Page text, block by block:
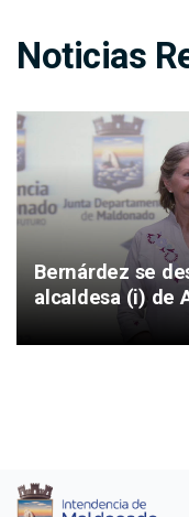
Noticias
Bernárdez se
alcaldesa (i) de